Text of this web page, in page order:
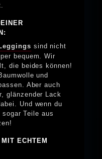
sind nicht
bequem. Wir
die beides können!
und
Aber auch
glänzender Lack
Und wenn du
Teile aus
ECHTEM